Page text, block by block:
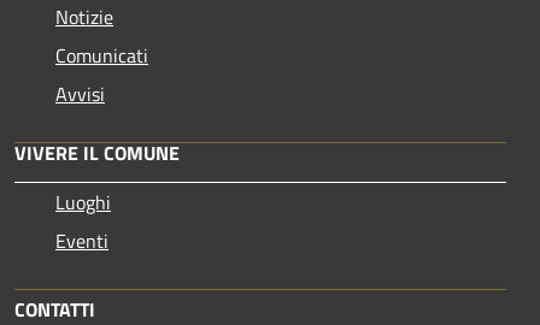
Notizie
Comunicati
Avvisi
VIVERE IL COMUNE
Luoghi
Eventi
CONTATTI